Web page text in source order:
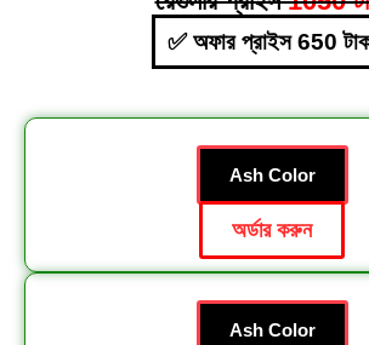
✅ অফার প্রাইস 650
Ash Color
অর্ডার করুন
Ash Color